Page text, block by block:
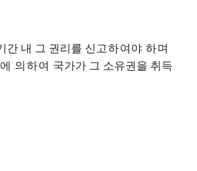
간 내 그 권리를 신고하여야 하며
의하여 국가가 그 소유권을 취득